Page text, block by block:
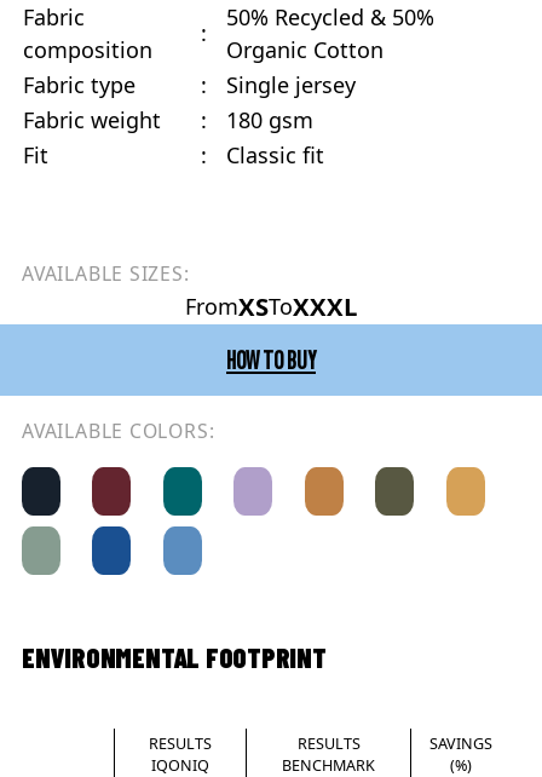
Fabric
composition
:
50% Recycled & 50%
Organic Cotton
Fabric type
:
Single jersey
Fabric weight
:
180 gsm
Fit
: Classic fit
AVAILABLE SIZES:
FromXSToXXXL
HOW TO BUY
AVAILABLE COLORS:
ENVIRONMENTAL FOOTPRINT
RESULTS
IQONIQ
RESULTS
BENCHMARK
SAVINGS
(%)